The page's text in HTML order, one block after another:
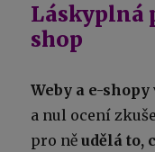
Láskyplná
shop
Weby a e-shopy
a nul ocení
pro něudělá to,